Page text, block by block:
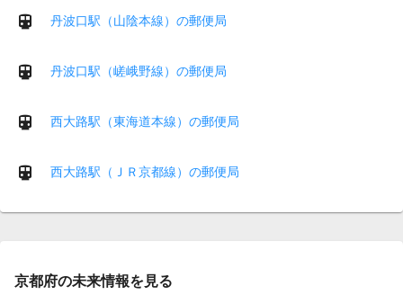
丹波口駅（山陰本線）の郵便局
丹波口駅（嵯峨野線）の郵便局
西大路駅（東海道本線）の郵便局
西大路駅（ＪＲ京都線）の郵便局
京都府の未来情報を見る